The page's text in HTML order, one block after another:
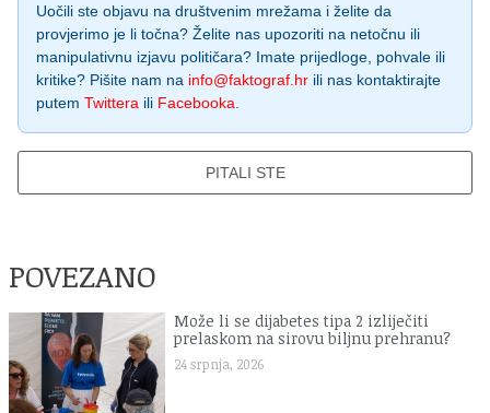
Uočili ste objavu na društvenim mrežama i želite da
provjerimo je li točna? Želite nas upozoriti na netočnu ili
manipulativnu izjavu političara? Imate prijedloge, pohvale ili
kritike? Pišite nam na info@faktograf.hr ili nas kontaktirajte
putem Twittera ili Facebooka
PITALI STE
POVEZANO
Može li se dijabetes tipa 2 izliječiti
prelaskom na sirovu biljnu prehranu?
24 srpnja, 2026